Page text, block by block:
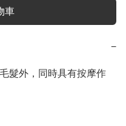
車
−
髮外，同時具有按摩作